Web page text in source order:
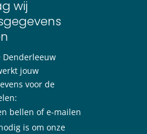
wij
Denderleeuw
jouw
voor de
bellen of e-mailen
is om onze